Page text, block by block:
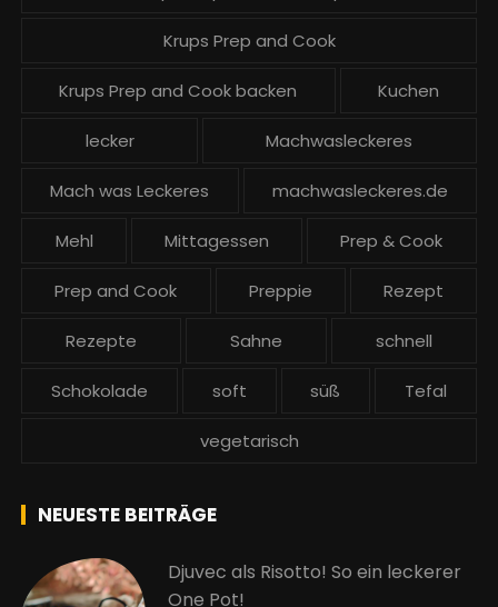
Krups Prep and Cook
Krups Prep and Cook backen Kuchen
lecker Machwasleckeres
Mach was Leckeres machwasleckeres.de
Mehl Mittagessen Prep & Cook
Prep and Cook Preppie Rezept
Rezepte Sahne schnell
Schokolade soft süß Tefal
vegetarisch
NEUESTE BEITRÄGE
Djuvec als Risotto! So ein leckerer
One Pot!